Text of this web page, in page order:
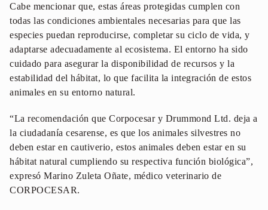
Cabe mencionar que, estas áreas protegidas cumplen con
todas las condiciones ambientales necesarias para que las
especies puedan reproducirse, completar su ciclo de vida, y
adaptarse adecuadamente al ecosistema. El entorno ha sido
cuidado para asegurar la disponibilidad de recursos y la
estabilidad del hábitat, lo que facilita la integración de estos
animales en su entorno natural.
“La recomendación que Corpocesar y Drummond Ltd. deja a
la ciudadanía cesarense, es que los animales silvestres no
deben estar en cautiverio, estos animales deben estar en su
hábitat natural cumpliendo su respectiva función biológica”,
expresó Marino Zuleta Oñate, médico veterinario de
CORPOCESAR.